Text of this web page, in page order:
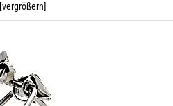
[vergrößern]